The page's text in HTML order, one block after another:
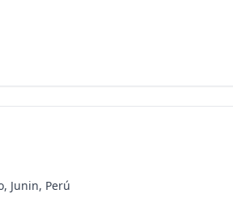
Junin, Perú